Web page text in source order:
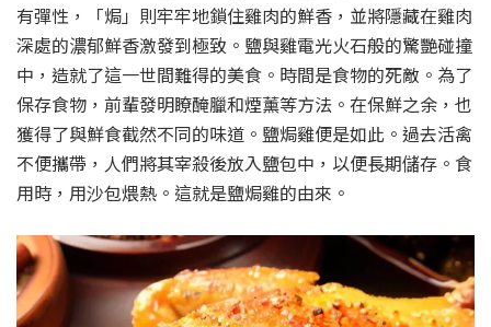
有彈性，「焗」則牢牢地鎖住雞肉的鮮香，並將隱藏在雞肉
深處的濃郁鮮香激發到極致。鹽與雞電光火石般的驚艷碰撞
中，造就了這一世間難得的美食。時間是食物的死敵。為了
保存食物，前輩發明瞭醃臘和煙薰等方法。在保鮮之余，也
獲得了與鮮食截然不同的味道。鹽焗雞便是如此。過去活禽
不便攜帶，人們將其宰殺後放入鹽包中，以便長期儲存。食
用時，用沙包煨熱。這就是鹽焗雞的由來。